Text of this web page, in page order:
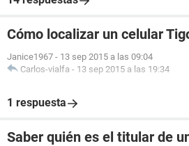
Cómo localizar un celular
Janice1967 - 13 sep 2015 a las 09:04
Carlos-vialfa - 13 sep 2015 a las 19:34
1 respuesta
Saber quién es el titular de